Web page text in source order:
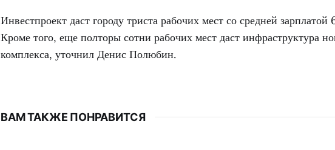
Инвестпроект даст городу триста рабочих мест со средней
Кроме того, еще полторы сотни рабочих мест даст инфраструктура
комплекса, уточнил Денис Полюбин.
ВАМ ТАКЖЕ ПОНРАВИТСЯ